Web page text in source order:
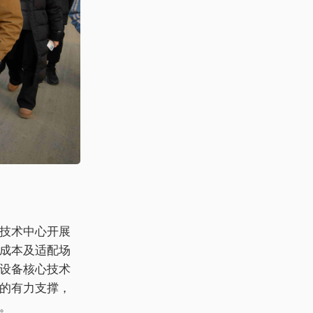
术中心开展
本及适配场
备核心技术
有力支撑，